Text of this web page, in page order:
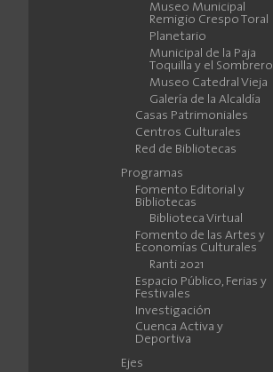
Museo Municipal
Remigio Crespo Toral
Planetario
Municipal de la Paja
Toquilla y el Sombrero
Museo Catedral Vieja
Galería de la Alcaldía
Casas Patrimoniales
Centros Culturales
Red de Bibliotecas
Programas
Fomento Editorial y
Bibliotecas
Biblioteca Virtual
Fomento de las Artes y
Economías Culturales
Ranti 2021
Espacio Público, Ferias y
Festivales
Investigación
Cuenca Activa y
Deportiva
Ejes